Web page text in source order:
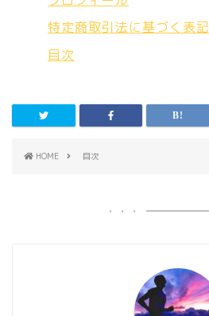
特定商取引法に基づく表記
目次
HOME 目次